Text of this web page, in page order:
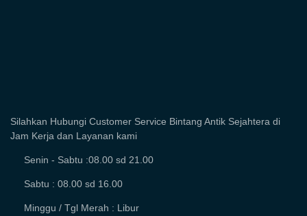
Silahkan Hubungi Customer Service Bintang Antik Sejahtera di
Jam Kerja dan Layanan kami
Senin - Sabtu :08.00 sd 21.00
Sabtu : 08.00 sd 16.00
Minggu / Tgl Merah : Libur